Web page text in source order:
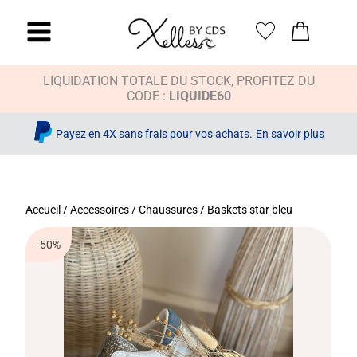
LIQUIDATION TOTALE DU STOCK, PROFITEZ DU
CODE : LIQUIDE60
Payez en 4X sans frais pour vos achats. En savoir plus
Accueil /Accessoires /Chaussures / Baskets star bleu
-50%